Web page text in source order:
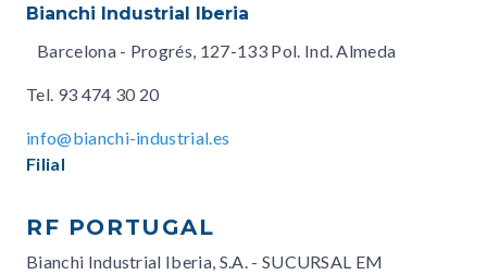
Bianchi Industrial Iberia
Barcelona - Progrés, 127-133 Pol. Ind. Almeda
Tel. 93 474 30 20
info@bianchi-industrial.es
Filial
RF PORTUGAL
Bianchi Industrial Iberia, S.A. - SUCURSAL EM